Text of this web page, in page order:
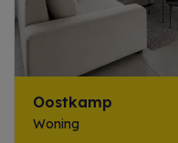
Oostkamp
Woning